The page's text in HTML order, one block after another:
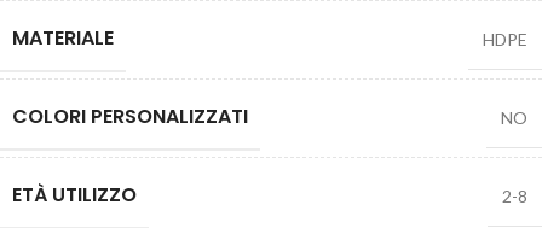
MATERIALE HDPE
COLORI PERSONALIZZATI NO
ETÀ UTILIZZO 2-8